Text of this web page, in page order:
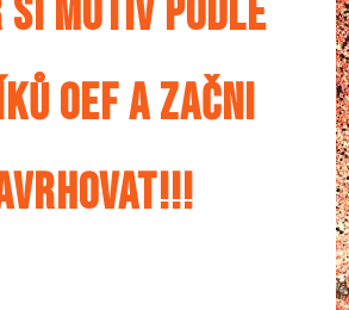
MOTIV PODLE
OEF A ZAČNI